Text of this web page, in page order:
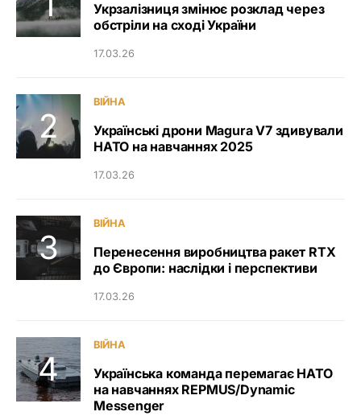
Укрзалізниця змінює розклад через
обстріли на сході України
17.03.26
ВІЙНА
Українські дрони Magura V7 здивували
НАТО на навчаннях 2025
17.03.26
ВІЙНА
Перенесення виробництва ракет RTX
до Європи: наслідки і перспективи
17.03.26
ВІЙНА
Українська команда перемагає НАТО
на навчаннях REPMUS/Dynamic
Messenger